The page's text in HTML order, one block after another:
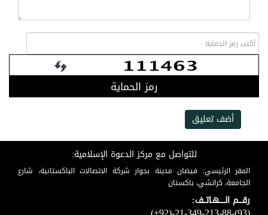
رمز الحماية
أضف تعليق
للتواصل مع مركز الدعوة الإسلامية:
المقر الرئيسي: فيضان مدينة بجوار شركة الاتصالات الباكستانية، شارع
الجامعة، كراتشي، باكستان
رقـــم الـــــهـاتــف: